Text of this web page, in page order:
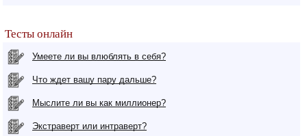
Тесты онлайн
Умеете ли вы влюблять в себя?
Что ждет вашу пару дальше?
Мыслите ли вы как миллионер?
Экстраверт или интраверт?